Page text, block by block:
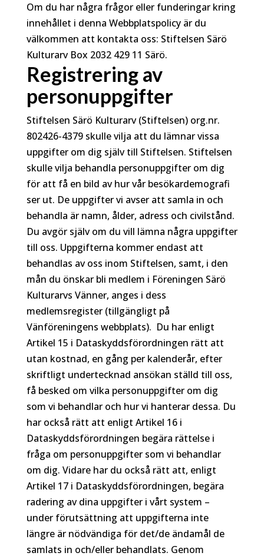
Om du har några frågor eller funderingar kring
innehållet i denna Webbplatspolicy är du
välkommen att kontakta oss: Stiftelsen Särö
Kulturarv Box 2032 429 11 Särö.
Registrering av
personuppgifter
Stiftelsen Särö Kulturarv (Stiftelsen) org.nr.
802426-4379 skulle vilja att du lämnar vissa
uppgifter om dig själv till Stiftelsen. Stiftelsen
skulle vilja behandla personuppgifter om dig
för att få en bild av hur vår besökardemografi
ser ut. De uppgifter vi avser att samla in och
behandla är namn, ålder, adress och civilstånd.
Du avgör själv om du vill lämna några uppgifter
till oss. Uppgifterna kommer endast att
behandlas av oss inom Stiftelsen, samt, i den
mån du önskar bli medlem i Föreningen Särö
Kulturarvs Vänner, anges i dess
medlemsregister (tillgängligt på
Vänföreningens webbplats). Du har enligt
Artikel 15 i Dataskyddsförordningen rätt att
utan kostnad, en gång per kalenderår, efter
skriftligt undertecknad ansökan ställd till oss,
få besked om vilka personuppgifter om dig
som vi behandlar och hur vi hanterar dessa. Du
har också rätt att enligt Artikel 16 i
Dataskyddsförordningen begära rättelse i
fråga om personuppgifter som vi behandlar
om dig. Vidare har du också rätt att, enligt
Artikel 17 i Dataskyddsförordningen, begära
radering av dina uppgifter i vårt system –
under förutsättning att uppgifterna inte
längre är nödvändiga för det/de ändamål de
samlats in och/eller behandlats. Genom